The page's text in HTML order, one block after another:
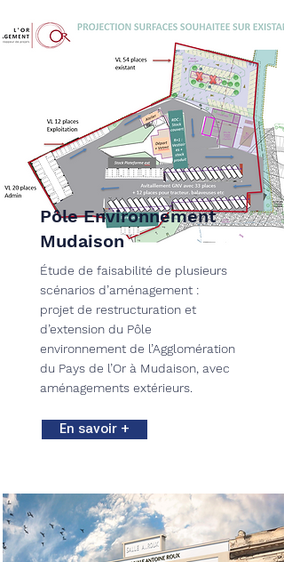
Pôle Environnement
Mudaison
Étude de faisabilité de plusieurs
scénarios d’aménagement :
projet de restructuration et
d’extension du Pôle
environnement de l’Agglomération
du Pays de l’Or à Mudaison, avec
aménagements extérieurs.
En savoir +